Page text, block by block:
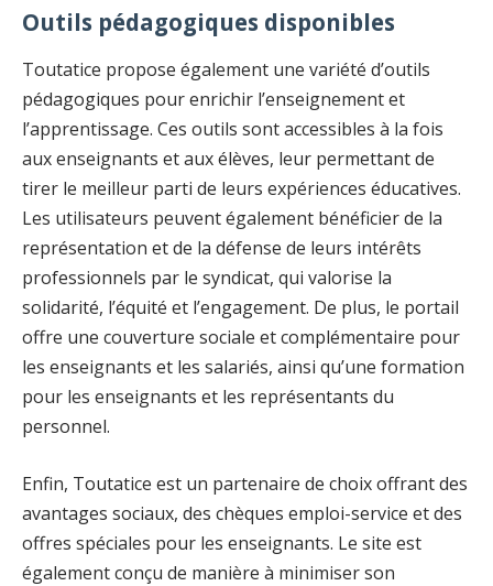
Outils pédagogiques disponibles
Toutatice propose également une variété d’outils
pédagogiques pour enrichir l’enseignement et
l’apprentissage. Ces outils sont accessibles à la fois
aux enseignants et aux élèves, leur permettant de
tirer le meilleur parti de leurs expériences éducatives.
Les utilisateurs peuvent également bénéficier de la
représentation et de la défense de leurs intérêts
professionnels par le syndicat, qui valorise la
solidarité, l’équité et l’engagement. De plus, le portail
offre une couverture sociale et complémentaire pour
les enseignants et les salariés, ainsi qu’une formation
pour les enseignants et les représentants du
personnel.
Enfin, Toutatice est un partenaire de choix offrant des
avantages sociaux, des chèques emploi-service et des
offres spéciales pour les enseignants. Le site est
également conçu de manière à minimiser son